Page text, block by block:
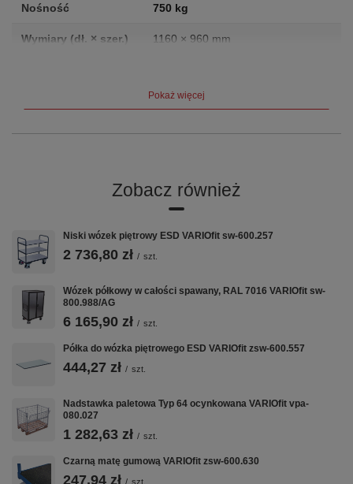
Nośność 750 kg
Wymiary (dł. × szer.) 1160 × 960 mm
VARIOfit (Cordes GmbH, Niemcy)
Gwarancja 12 lat
Wymiary wew.: 1.160 x 960 mm (szer./gł.) do palety o
wymiarach: 1.200 x 1.000 mm (szer./gł.) Wysokość
użytkowa: 1.600 mm Wykonanie: * stabilna spawana
talerze do bezpiecznego sztaplowania * na jednej długiej
ścianie wycięcie w kształcie litery V * składana Kolor: RAL
5012 jasnoniebieski malowanie proszkowe Udźwig: 750 kg 3
razy sztaplowana, spiętrowanych nadstawek nie należy
przemieszczać EAN-Nr.: 4035694002081
VARIOfit w CentrumWarsztatowe.pl:
Wózki Platformowe
Nadstawki Paletowe
Pokaż więcej
Zobacz również
Niski wózek piętrowy ESD VARIOfit sw-600.257
2 736,80 zł / szt.
Wózek półkowy w całości spawany, RAL 7016 VARIOfit sw-
800.988/AG
6 165,90 zł / szt.
Półka do wózka piętrowego ESD VARIOfit zsw-600.557
444,27 zł / szt.
Nadstawka paletowa Typ 64 ocynkowana VARIOfit vpa-
080.027
1 282,63 zł / szt.
Czarną matę gumową VARIOfit zsw-600.630
247,94 zł / szt.